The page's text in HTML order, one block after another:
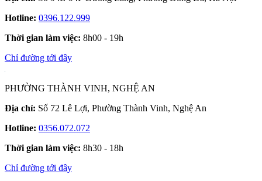
Hotline: 0396.122.999
Thời gian làm việc: 8h00 - 19h
Chỉ đường tới đây
PHƯỜNG THÀNH VINH, NGHỆ AN
Địa chỉ: Số 72 Lê Lợi, Phường Thành Vinh, Nghệ An
Hotline: 0356.072.072
Thời gian làm việc: 8h30 - 18h
Chỉ đường tới đây